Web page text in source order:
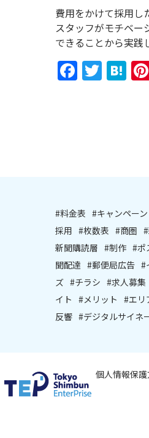
費用をかけて採用し
スタッフがモチベー
できることから実践
#料金表 #キャンペーン
採用 #枚数表 #商圏
新聞購読層 #制作 #ポ
聞配達 #郵便局広告 #
ズ #チラシ #求人募集
イト #メリット #エリ
反響 #デジタルサイネ
個人情報保護